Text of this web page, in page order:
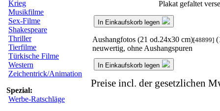
Krieg
Musikfilme
Sex-Filme
Shakespeare
Thriller
Tierfilme
Türkische Filme
Western
Zeichentrick/Animation
Spezial:
Werbe-Ratschläge
Plakat gefaltet
In Einkaufskorb legen
Aushangfotos (21 od.24x30 cm)[48899]
neuwertig, ohne Aushangspuren
In Einkaufskorb legen
Preise incl. der gesetzlichen